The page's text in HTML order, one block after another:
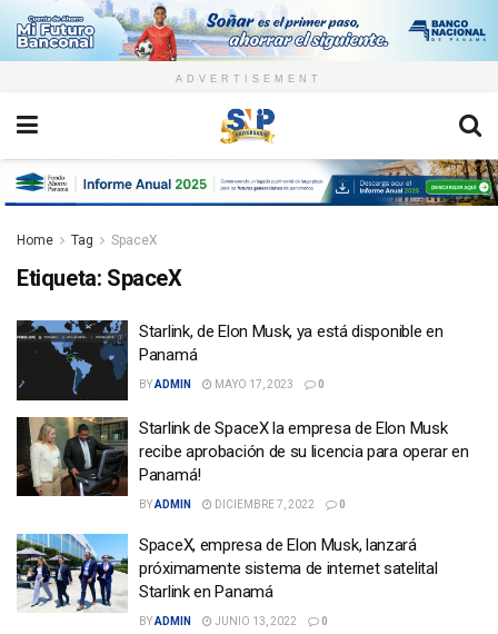
ADVERTISEMENT
Home Tag SpaceX
Etiqueta: SpaceX
Starlink, de Elon Musk, ya está disponible en
Panamá
BYADMIN MAYO 17, 2023 0
Starlink de SpaceX la empresa de Elon Musk
recibe aprobación de su licencia para operar en
Panamá!
BYADMIN DICIEMBRE 7, 2022 0
SpaceX, empresa de Elon Musk, lanzará
próximamente sistema de internet satelital
Starlink en Panamá
BYADMIN JUNIO 13, 2022 0